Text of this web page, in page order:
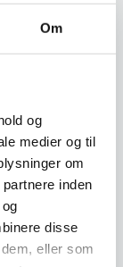
Om
og
medier og til
om
inden
disse
eller som
–